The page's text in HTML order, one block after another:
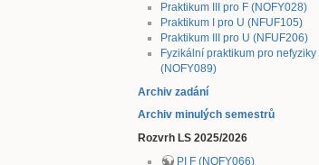
Praktikum III pro F (NOFY028)
Praktikum I pro U (NFUF105)
Praktikum III pro U (NFUF206)
Fyzikální praktikum pro nefyziky II
(NOFY089)
Archiv zadání
Archiv minulých semestrů
Rozvrh LS 2025/2026
PI F (NOFY066)